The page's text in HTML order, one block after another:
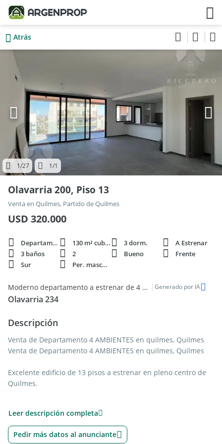
Atrás
1/27 1/1
Olavarria 200, Piso 13
Venta en Quilmes, Partido de Quilmes
USD 320.000
Departamento 130 m² cubie. 3 dorm.
A Estrenar
3 baños
2 Bueno
Frente
Sur
Per. mascota
Moderno departamento a estrenar de 4 ambientes en Quilmes | Generado por IA
Olavarria 234
Descripción
Venta de Departamento 4 AMBIENTES en quilmes, Quilmes
Venta de Departamento 4 AMBIENTES en quilmes, Quilmes
Excelente edificio de 13 pisos a estrenar en pleno centro de
Quilmes.
cocheras en planta baja y subsuelo, brindando comodidad y
seguridad para vehículos. El edificio dispone de 2 ascensores
Premium de velocidad variable y grupo electrógeno propio,
Leer descripción completa
Pedir más datos al anunciante